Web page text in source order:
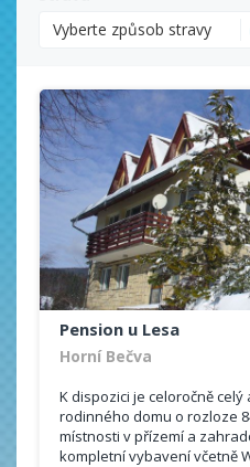
Vyberte způsob stravy
Pension u Lesa
Horní Bečva
K dispozici je celoročně
rodinného domu o rozloze
místnosti v přízemí a
kompletní vybavení včetně